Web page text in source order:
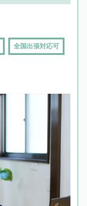
全国出張対応可